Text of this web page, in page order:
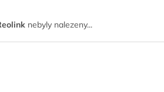
nebyly nalezeny...